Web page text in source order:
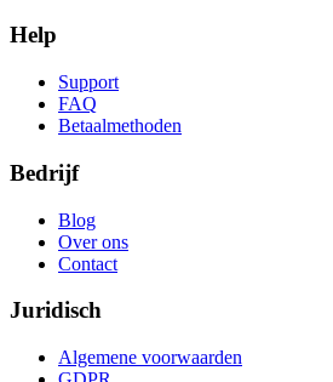
Help
Support
FAQ
Betaalmethoden
Bedrijf
Blog
Over ons
Contact
Juridisch
Algemene voorwaarden